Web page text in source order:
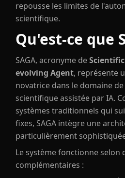
repousse les limites de
scientifique.
Qu'est-ce que
SAGA, acronyme de
evolving Agent, représente
novatrice dans le domaine
scientifique assistée par IA.
systèmes traditionnels qui
fixes, SAGA intègre une
particulièrement
Le système fonctionne selon
complémentaires :